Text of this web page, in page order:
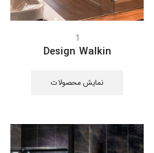
1
Design Walkin
نمایش محصولات